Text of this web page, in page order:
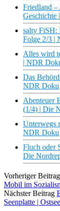
Friedland –
salty FiSH:
Folge 2/3 |
Alles wird
| NDR
Das
NDR Doku
Abenteuer
(1/4) | Die
Unterwegs
NDR Doku
Fluch oder
Die
Vorheriger Beitrag
Mobil im
Nächster Beitrag
Seenplatte |